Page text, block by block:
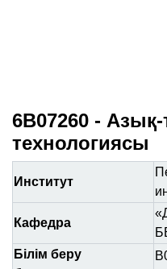
6В07260 - Азық-
технологиясы
Институт
Кафедра
Білім беру